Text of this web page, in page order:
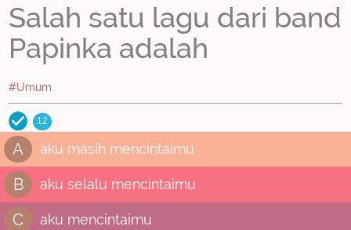
Salah satu lagu dari band
Papinka adalah
#Umum
12
A aku masih mencintaimu
B aku selalu mencintaimu
C aku mencintaimu